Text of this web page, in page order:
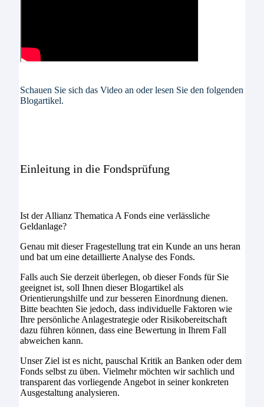
Schauen Sie sich das Video an oder lesen Sie den folgenden
Blogartikel.
Einleitung in die Fondsprüfung
Ist der Allianz Thematica A Fonds eine verlässliche
Geldanlage?
Genau mit dieser Fragestellung trat ein Kunde an uns heran
und bat um eine detaillierte Analyse des Fonds.
Falls auch Sie derzeit überlegen, ob dieser Fonds für Sie
geeignet ist, soll Ihnen dieser Blogartikel als
Orientierungshilfe und zur besseren Einordnung dienen.
Bitte beachten Sie jedoch, dass individuelle Faktoren wie
Ihre persönliche Anlagestrategie oder Risikobereitschaft
dazu führen können, dass eine Bewertung in Ihrem Fall
abweichen kann.
Unser Ziel ist es nicht, pauschal Kritik an Banken oder dem
Fonds selbst zu üben. Vielmehr möchten wir sachlich und
transparent das vorliegende Angebot in seiner konkreten
Ausgestaltung analysieren.